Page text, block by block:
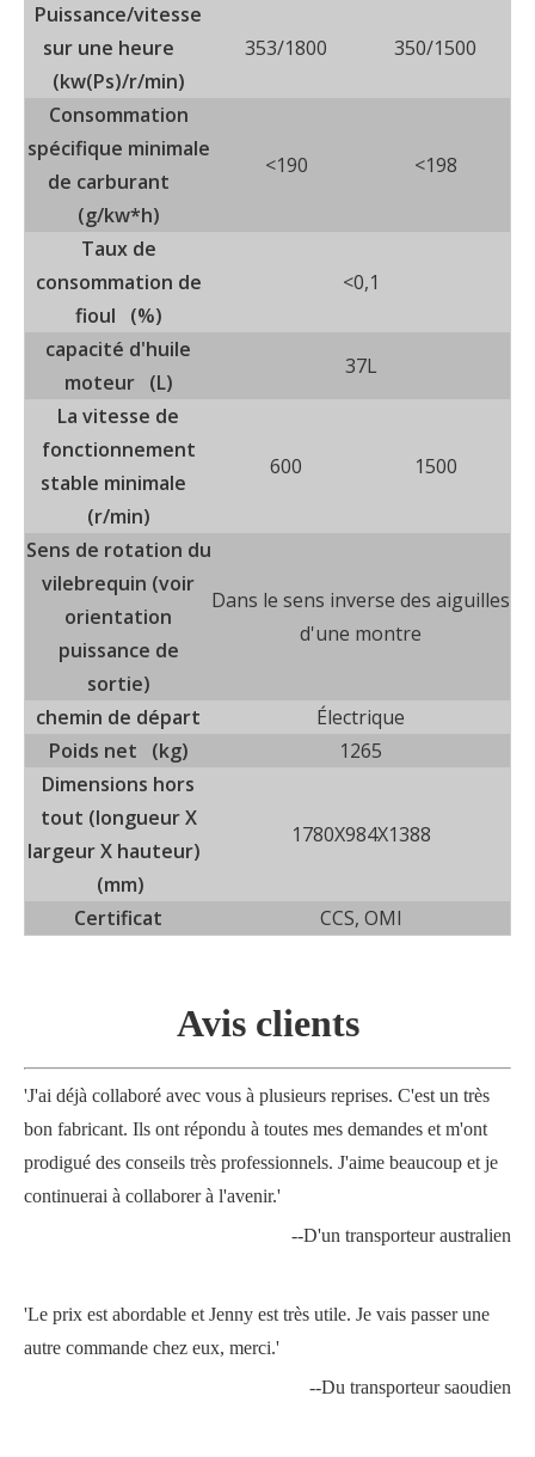
Puissance/vitesse
sur une heure
(kw(Ps)/r/min)
353/1800 350/1500
Consommation
spécifique minimale
de carburant
(g/kw*h)
<190 <198
Taux de
consommation de
fioul (%)
<0,1
capacité d'huile
moteur (L)
37L
La vitesse de
fonctionnement
stable minimale
(r/min)
600 1500
Sens de rotation du
vilebrequin (voir
orientation
puissance de
sortie)
Dans le sens inverse des aiguilles
d'une montre
chemin de départ
Électrique
Poids net (kg)
1265
Dimensions hors
tout (longueur X
largeur X hauteur)
(mm)
1780X984X1388
Certificat CCS, OMI
Avis clients
'J'ai déjà collaboré avec vous à plusieurs reprises. C'est un très
bon fabricant. Ils ont répondu à toutes mes demandes et m'ont
prodigué des conseils très professionnels. J'aime beaucoup et je
continuerai à collaborer à l'avenir.'
--D'un transporteur australien
'Le prix est abordable et Jenny est très utile. Je vais passer une
autre commande chez eux, merci.'
--Du transporteur saoudien